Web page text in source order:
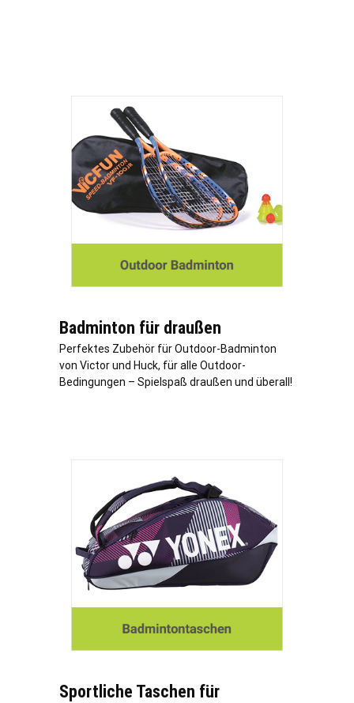
Badminton für draußen
Perfektes Zubehör für Outdoor-Badminton
von Victor und Huck, für alle Outdoor-
Bedingungen – Spielspaß draußen und überall!
Sportliche Taschen für